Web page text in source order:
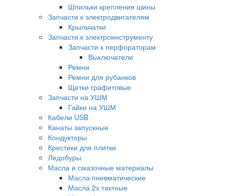
Шпильки крепления шины
Запчасти к электродвигателям
Крыльчатки
Запчасти к электроинструменту
Запчасти к перфораторам
Выключатели
Ремни
Ремни для рубанков
Щетки графитовые
Запчасти на УШМ
Гайки на УШМ
Кабели USB
Канаты запускные
Кондукторы
Крестики для плитки
Ледобуры
Масла и смазочные материалы
Масла пневматические
Масла 2х тактные